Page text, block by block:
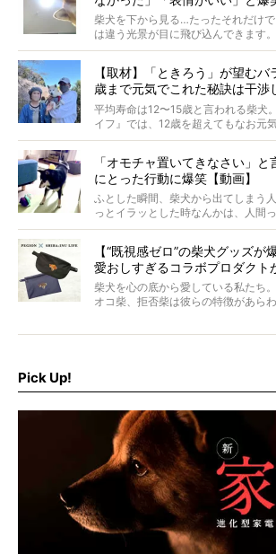
柴犬を下から見る…たったそれだけ
は違う光景が目に飛び込んできます
つぶらに見え、モフモフのお顔はさ
【取材】「ときろう」が望む
歳まで元気でこれた秘訣は干渉
#38ときろう
平均寿命は12〜15歳と言われる柴犬
イフ』では、12歳を超えてもなお元
意を込めて“レジェンド柴”と呼んで
ォーカスし、その元気の秘訣や、老
だと思うことを、オーナーさんに語
回登場してくれたのは、17歳のとき
ら食が細かったため、何でも食べさ
「オモチャ置いてきなさい」
にとった行動に爆笑【動画】
ふとした瞬間、柴犬から出てしまう
っとイラッとした時なんかは、人間
いように見えます。もしかして本当
【“既視感ゼロ”の柴犬グッズ
愛おしすぎるコラボプロダクト
柴犬を心の底から愛している私たち
オコ柴、拒否柴は彼らの特徴があら
でもちょっと待て…もうひとつ、忘
Pick Up!